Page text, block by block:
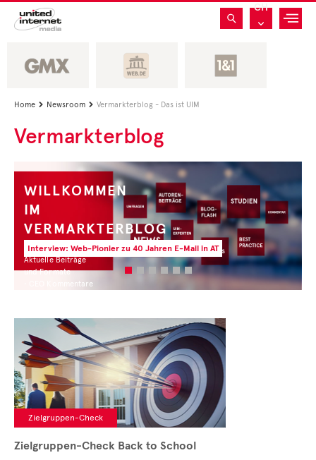
CH
Home  Newsroom  Vermarkterblog - Das ist UIM
Vermarkterblog
WILLKOMMEN
IM
VERMARKTERBLOG
Aktuelle Beiträge
und Formate
• CEO Kommentare
Cases
• Themen-Serien
• Kurzinterviews
Interview: Web-Pionier zu 40 Jahren E-Mail in AT
Zielgruppen-Check
Zielgruppen-Check Back to School